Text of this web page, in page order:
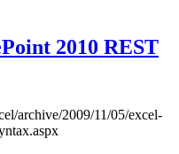
2010 REST
archive/2009/11/05/excel-